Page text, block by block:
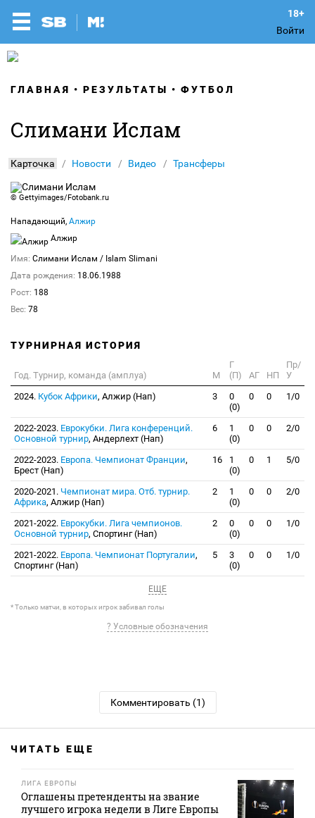
Войти
ГЛАВНАЯ РЕЗУЛЬТАТЫ ФУТБОЛ
Слимани Ислам
Карточка Новости Видео Трансферы
© Gettyimages/Fotobank.ru
Нападающий, Алжир
Алжир
Имя: Слимани Ислам / Islam Slimani
Дата рождения: 18.06.1988
Рост: 188
Вес: 78
ТУРНИРНАЯ ИСТОРИЯ
Год. Турнир, команда (амплуа) М
Г
(П)
АГ НП
Пр/
У
2024. Кубок Африки, Алжир (Нап) 3
0
(0)
0 0 1/0
2022-2023. Еврокубки. Лига конференций.
Основной турнир, Андерлехт (Нап)
6
1
(0)
0 0 2/0
2022-2023. Европа. Чемпионат Франции,
Брест (Нап)
16
1
(0)
0 1 5/0
2020-2021. Чемпионат мира. Отб. турнир.
Африка, Алжир (Нап)
2
1
(0)
0 0 2/0
2021-2022. Еврокубки. Лига чемпионов.
Основной турнир, Спортинг (Нап)
2
0
(0)
0 0 1/0
2021-2022. Европа. Чемпионат Португалии,
Спортинг (Нап)
5
3
(0)
0 0 1/0
ЕЩЕ
* Только матчи, в которых игрок забивал голы
? Условные обозначения
Комментировать (1)
ЧИТАТЬ ЕЩЕ
ЛИГА ЕВРОПЫ
Оглашены претенденты на звание
лучшего игрока недели в Лиге Европы